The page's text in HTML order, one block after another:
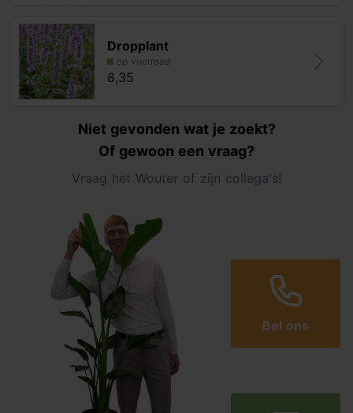
Dropplant
op voorraad
8,35
Niet gevonden wat je zoekt?
Of gewoon een vraag?
Vraag het Wouter of zijn collega's!
Bel ons